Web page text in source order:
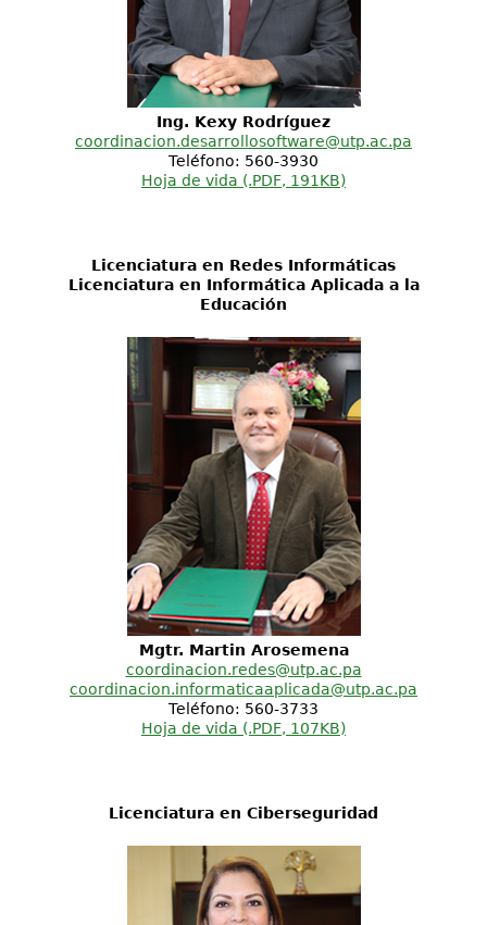
Ing. Kexy Rodríguez
coordinacion.desarrollosoftware@utp.ac.pa
Teléfono: 560-3930
Hoja de vida (.PDF, 191KB)
Licenciatura en Redes Informáticas
Licenciatura en Informática Aplicada a la
Educación
Mgtr. Martin Arosemena
coordinacion.redes@utp.ac.pa
coordinacion.informaticaaplicada@utp.ac.pa
Teléfono: 560-3733
Hoja de vida (.PDF, 107KB)
Licenciatura en Ciberseguridad